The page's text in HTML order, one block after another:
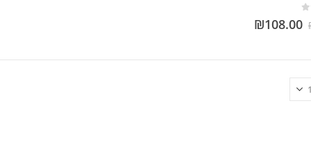
₪108.00